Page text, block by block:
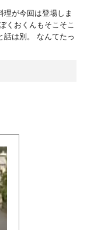
が今回は登場しま
くおくんもそこそこ
話は別。 なんてたっ